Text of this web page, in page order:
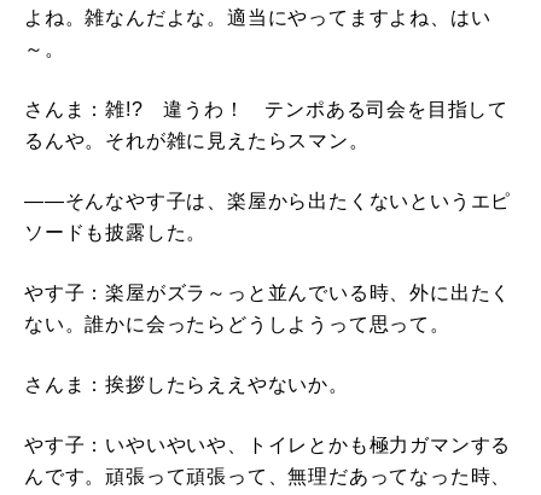
よね。雑なんだよな。適当にやってますよね、はい
～。
さんま：雑!? 違うわ！ テンポある司会を目指して
るんや。それが雑に見えたらスマン。
――そんなやす子は、楽屋から出たくないというエピ
ソードも披露した。
やす子：楽屋がズラ～っと並んでいる時、外に出たく
ない。誰かに会ったらどうしようって思って。
さんま：挨拶したらええやないか。
やす子：いやいやいや、トイレとかも極力ガマンする
んです。頑張って頑張って、無理だあってなった時、